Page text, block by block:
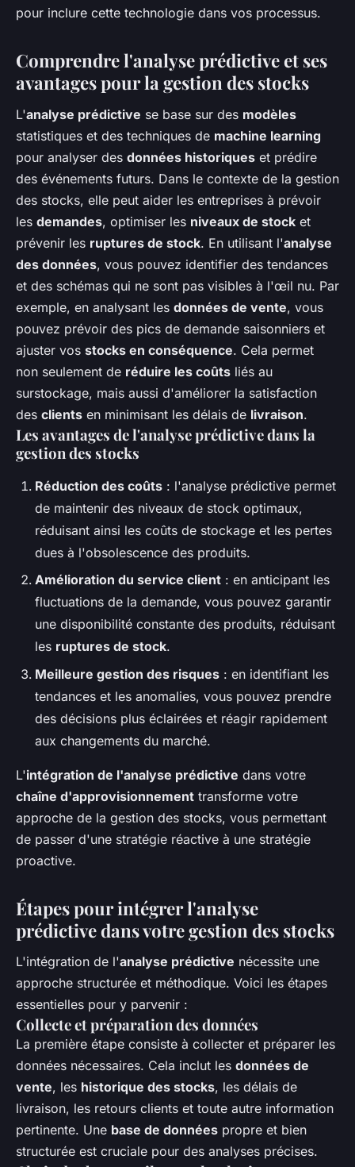
pour inclure cette technologie dans vos processus.
Comprendre l'analyse prédictive et ses
avantages pour la gestion des stocks
L'analyse prédictive se base sur des modèles
statistiques et des techniques de machine learning
pour analyser des données historiques et prédire
des événements futurs. Dans le contexte de la gestion
des stocks, elle peut aider les entreprises à prévoir
les demandes, optimiser les niveaux de stock et
prévenir les ruptures de stock. En utilisant l'analyse
des données, vous pouvez identifier des tendances
et des schémas qui ne sont pas visibles à l'œil nu. Par
exemple, en analysant les données de vente, vous
pouvez prévoir des pics de demande saisonniers et
ajuster vos stocks en conséquence. Cela permet
non seulement de réduire les coûts liés au
surstockage, mais aussi d'améliorer la satisfaction
des clients en minimisant les délais de livraison.
Les avantages de l'analyse prédictive dans la
gestion des stocks
Réduction des coûts : l'analyse prédictive permet
de maintenir des niveaux de stock optimaux,
réduisant ainsi les coûts de stockage et les pertes
dues à l'obsolescence des produits.
Amélioration du service client : en anticipant les
fluctuations de la demande, vous pouvez garantir
une disponibilité constante des produits, réduisant
les ruptures de stock.
Meilleure gestion des risques : en identifiant les
tendances et les anomalies, vous pouvez prendre
des décisions plus éclairées et réagir rapidement
aux changements du marché.
L'intégration de l'analyse prédictive dans votre
chaîne d'approvisionnement transforme votre
approche de la gestion des stocks, vous permettant
de passer d'une stratégie réactive à une stratégie
proactive.
Étapes pour intégrer l'analyse
prédictive dans votre gestion des stocks
L'intégration de l'analyse prédictive nécessite une
approche structurée et méthodique. Voici les étapes
essentielles pour y parvenir :
Collecte et préparation des données
La première étape consiste à collecter et préparer les
données nécessaires. Cela inclut les données de
vente, les historique des stocks, les délais de
livraison, les retours clients et toute autre information
pertinente. Une base de données propre et bien
structurée est cruciale pour des analyses précises.